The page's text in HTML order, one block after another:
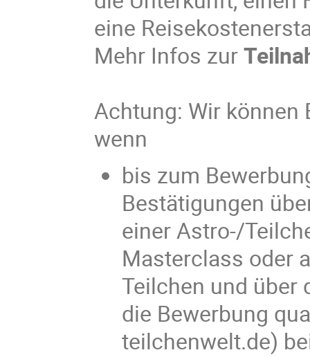
eine
Mehr Infos zur
Achtung: Wir können
wenn
bis zum
Bestätigungen
einer Astro-/
Masterclass oder
Teilchen und über
die Bewerbung
teilchenwelt.de)